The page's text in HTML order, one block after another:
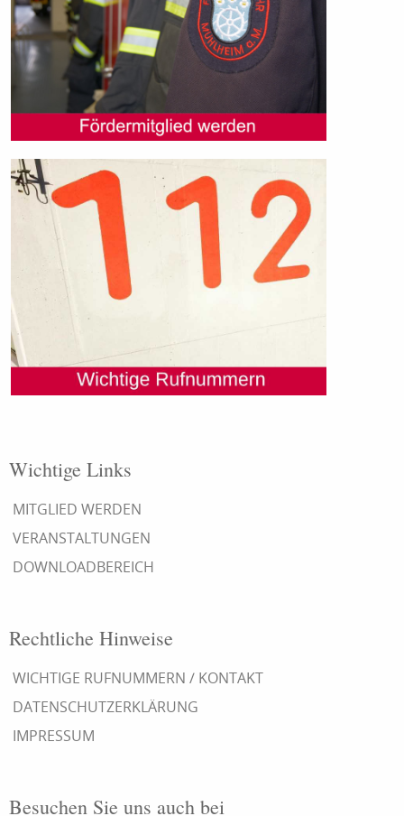
Wichtige Links
MITGLIED WERDEN
VERANSTALTUNGEN
DOWNLOADBEREICH
Rechtliche Hinweise
WICHTIGE RUFNUMMERN / KONTAKT
DATENSCHUTZERKLÄRUNG
IMPRESSUM
Besuchen Sie uns auch bei